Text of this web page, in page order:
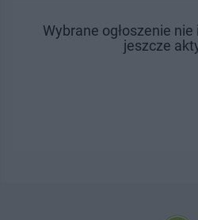
Wybrane ogłoszenie
jeszcze